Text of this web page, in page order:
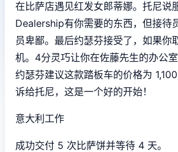
在比萨店遇见红发女郎蒂娜。托尼说
Dealership有你需要的东西，但接待
员卑鄙。最后约瑟芬接受了，如果你
机。4分灵巧让你在佐藤先生的办公室
约瑟芬建议这款踏板车的价格为
诉给托尼，这是一个好的开始！
意大利工作
成功交付 5 次比萨饼并等待 4 天。